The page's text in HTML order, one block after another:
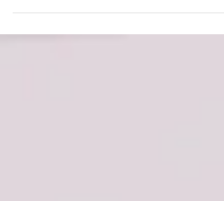
l’Assemblée générale annuelle (AGA)